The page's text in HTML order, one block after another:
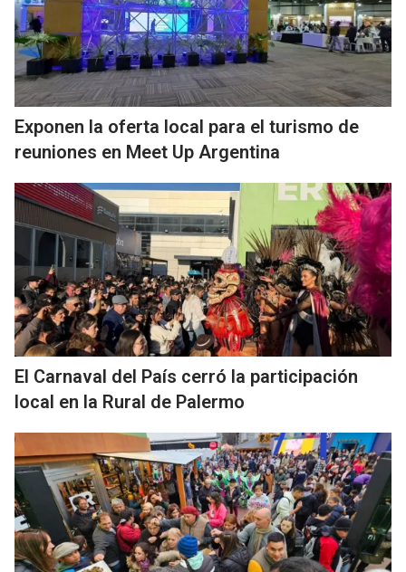
Exponen la oferta local para el turismo de
reuniones en Meet Up Argentina
El Carnaval del País cerró la participación
local en la Rural de Palermo